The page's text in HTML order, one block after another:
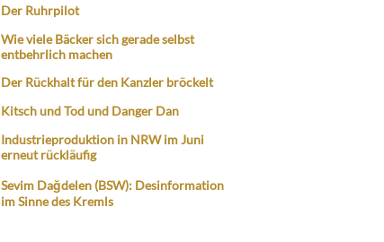
Der Ruhrpilot
Wie viele Bäcker sich gerade selbst
entbehrlich machen
Der Rückhalt für den Kanzler bröckelt
Kitsch und Tod und Danger Dan
Industrieproduktion in NRW im Juni
erneut rückläufig
Sevim Dağdelen (BSW): Desinformation
im Sinne des Kremls